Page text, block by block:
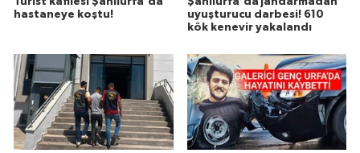
hastaneye koştu!
uyuşturucu darbesi! 610
kök kenevir yakalandı